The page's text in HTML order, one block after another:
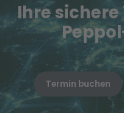
Ihre
Termin buchen